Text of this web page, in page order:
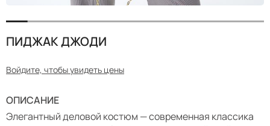
ПИДЖАК ДЖОДИ
Войдите, чтобы увидеть цены
ОПИСАНИЕ
Элегантный деловой костюм — современная классика